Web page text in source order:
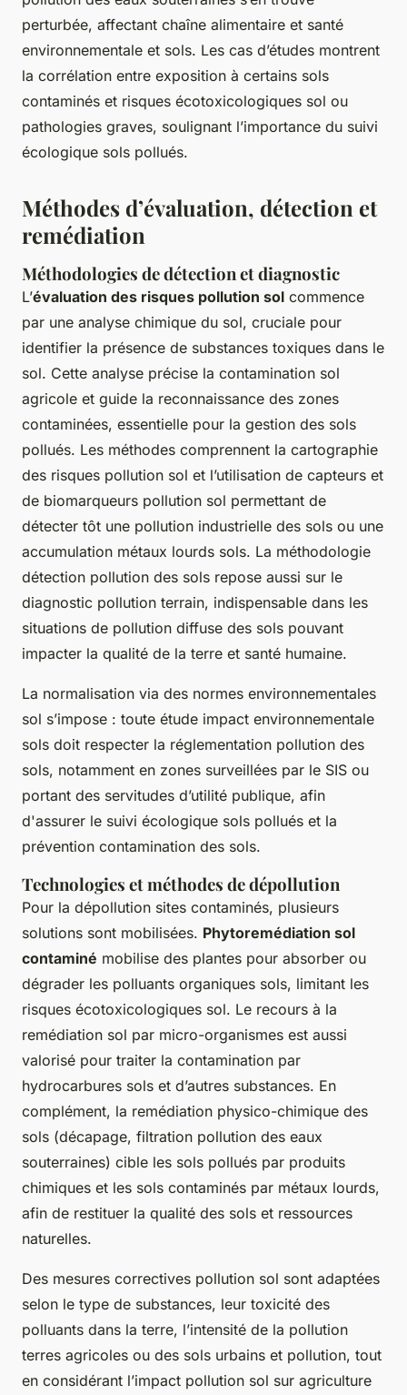
perturbée, affectant chaîne alimentaire et santé
environnementale et sols. Les cas d’études montrent
la corrélation entre exposition à certains sols
contaminés et risques écotoxicologiques sol ou
pathologies graves, soulignant l’importance du suivi
écologique sols pollués.
Méthodes d’évaluation, détection et
remédiation
Méthodologies de détection et diagnostic
L’évaluation des risques pollution sol commence
par une analyse chimique du sol, cruciale pour
identifier la présence de substances toxiques dans le
sol. Cette analyse précise la contamination sol
agricole et guide la reconnaissance des zones
contaminées, essentielle pour la gestion des sols
pollués. Les méthodes comprennent la cartographie
des risques pollution sol et l’utilisation de capteurs et
de biomarqueurs pollution sol permettant de
détecter tôt une pollution industrielle des sols ou une
accumulation métaux lourds sols. La méthodologie
détection pollution des sols repose aussi sur le
diagnostic pollution terrain, indispensable dans les
situations de pollution diffuse des sols pouvant
impacter la qualité de la terre et santé humaine.
La normalisation via des normes environnementales
sol s’impose : toute étude impact environnementale
sols doit respecter la réglementation pollution des
sols, notamment en zones surveillées par le SIS ou
portant des servitudes d’utilité publique, afin
d'assurer le suivi écologique sols pollués et la
prévention contamination des sols.
Technologies et méthodes de dépollution
Pour la dépollution sites contaminés, plusieurs
solutions sont mobilisées. Phytoremédiation sol
contaminé mobilise des plantes pour absorber ou
dégrader les polluants organiques sols, limitant les
risques écotoxicologiques sol. Le recours à la
remédiation sol par micro-organismes est aussi
valorisé pour traiter la contamination par
hydrocarbures sols et d’autres substances. En
complément, la remédiation physico-chimique des
sols (décapage, filtration pollution des eaux
souterraines) cible les sols pollués par produits
chimiques et les sols contaminés par métaux lourds,
afin de restituer la qualité des sols et ressources
naturelles.
Des mesures correctives pollution sol sont adaptées
selon le type de substances, leur toxicité des
polluants dans la terre, l’intensité de la pollution
terres agricoles ou des sols urbains et pollution, tout
en considérant l’impact pollution sol sur agriculture